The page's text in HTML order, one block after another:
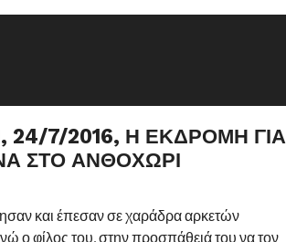
24/7/2016, Η ΕΚΔΡΟΜΉ ΓΙΑ
ΣΤΟ ΑΝΘΟΧΏΡΙ
και έπεσαν σε χαράδρα αρκετών
ο φίλος του, στην προσπάθειά του να τον